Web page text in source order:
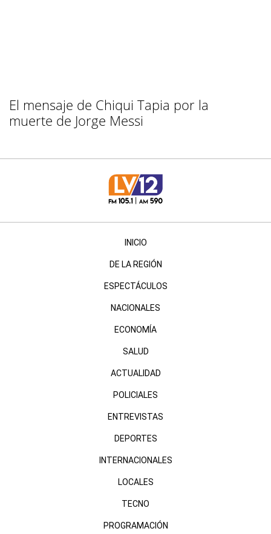
El mensaje de Chiqui Tapia por la
muerte de Jorge Messi
INICIO
DE LA REGIÓN
ESPECTÁCULOS
NACIONALES
ECONOMÍA
SALUD
ACTUALIDAD
POLICIALES
ENTREVISTAS
DEPORTES
INTERNACIONALES
LOCALES
TECNO
PROGRAMACIÓN